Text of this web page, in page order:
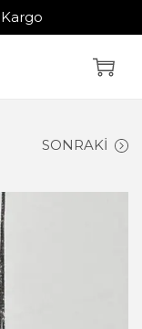
SONRAKI